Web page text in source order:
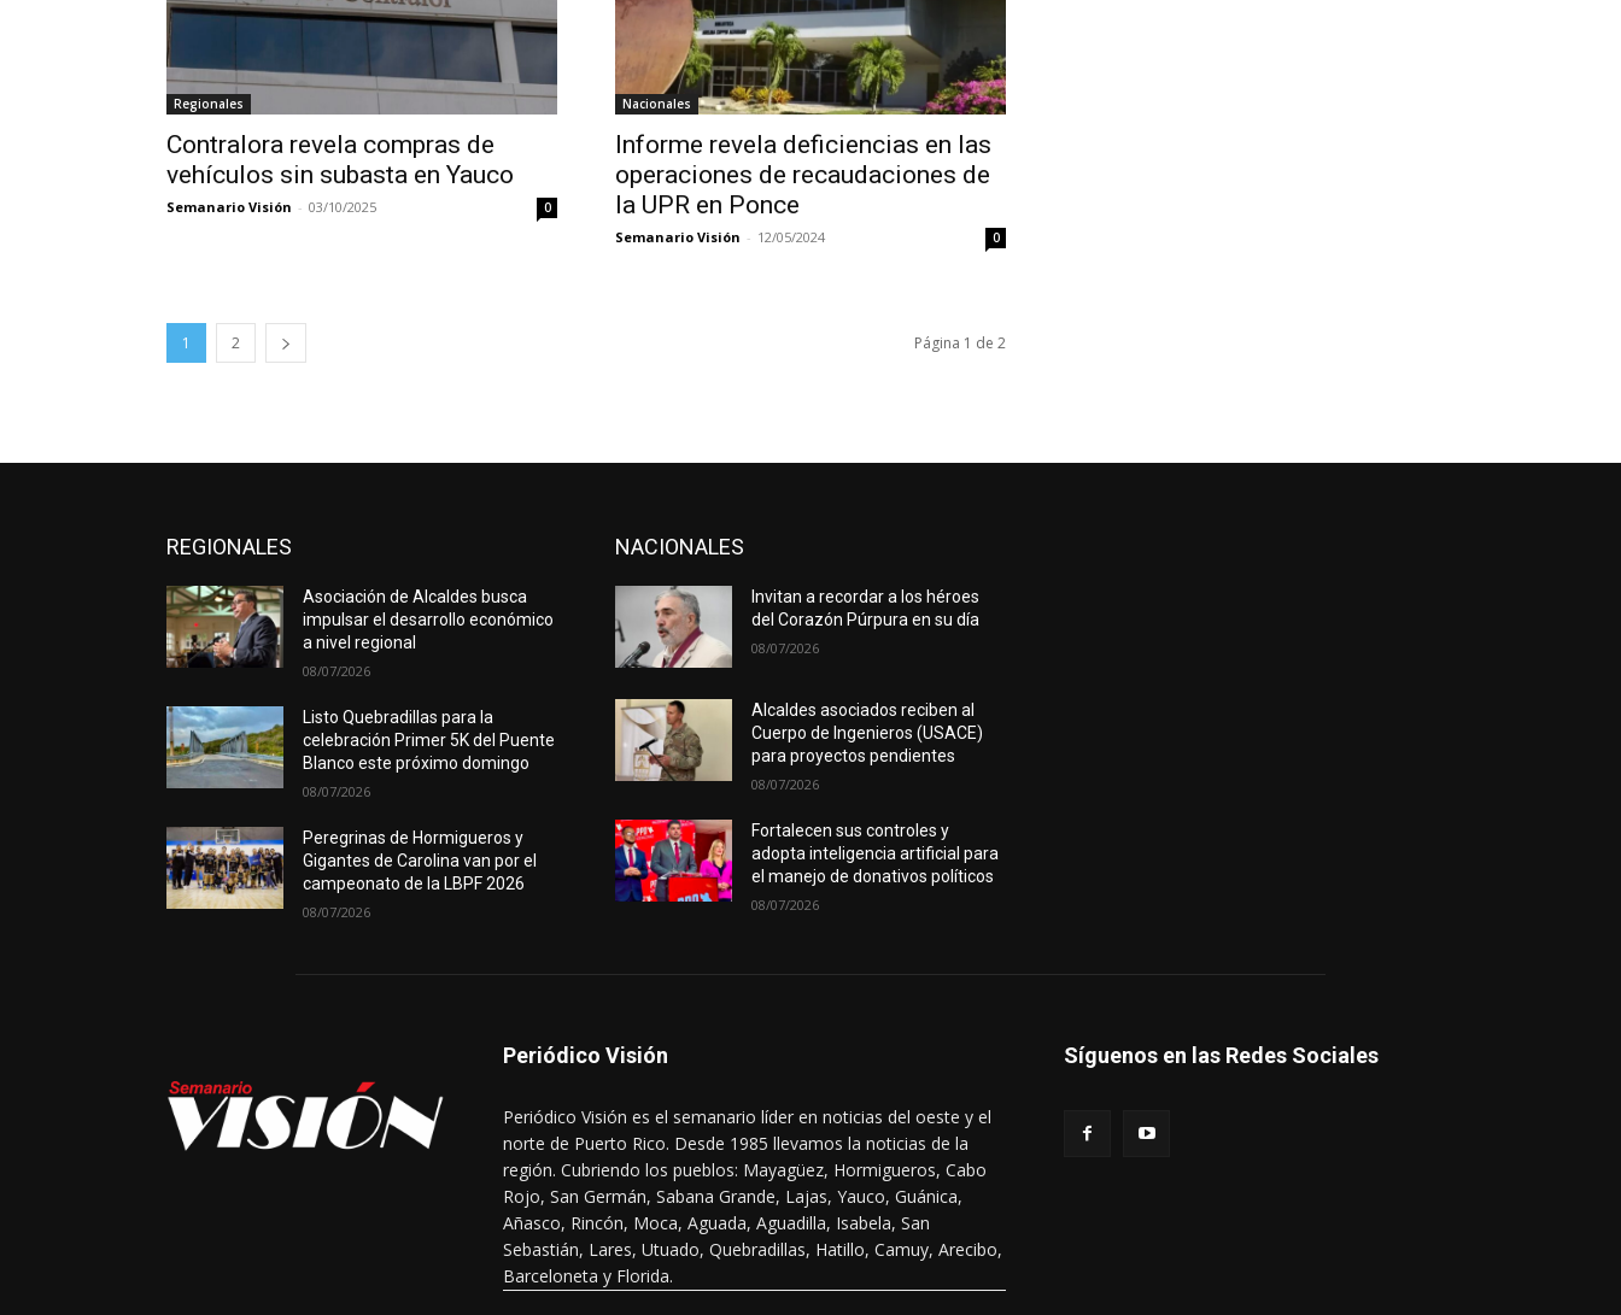
Regionales
Contralora revela compras de
vehículos sin subasta en Yauco
Semanario Visión - 03/10/2025 0
Nacionales
Informe revela deficiencias en las
operaciones de recaudaciones de
la UPR en Ponce
Semanario Visión - 12/05/2024 0
1 2 Página 1 de 2
REGIONALES
Asociación de Alcaldes busca
impulsar el desarrollo económico
a nivel regional
08/07/2026
Listo Quebradillas para la
celebración Primer 5K del Puente
Blanco este próximo domingo
08/07/2026
Peregrinas de Hormigueros y
Gigantes de Carolina van por el
campeonato de la LBPF 2026
08/07/2026
NACIONALES
Invitan a recordar a los héroes
del Corazón Púrpura en su día
08/07/2026
Alcaldes asociados reciben al
Cuerpo de Ingenieros (USACE)
para proyectos pendientes
08/07/2026
Fortalecen sus controles y
adopta inteligencia artificial para
el manejo de donativos políticos
08/07/2026
Periódico Visión
Periódico Visión es el semanario líder en noticias del oeste y el
norte de Puerto Rico. Desde 1985 llevamos la noticias de la
región. Cubriendo los pueblos: Mayagüez, Hormigueros, Cabo
Rojo, San Germán, Sabana Grande, Lajas, Yauco, Guánica,
Añasco, Rincón, Moca, Aguada, Aguadilla, Isabela, San
Sebastián, Lares, Utuado, Quebradillas, Hatillo, Camuy, Arecibo,
Barceloneta y Florida.
Síguenos en las Redes Sociales